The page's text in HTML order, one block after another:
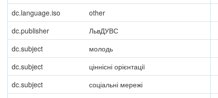
dc.language.iso
other
dc.publisher
ЛьвДУВС
dc.subject
молодь
dc.subject
ціннісні орієнтації
dc.subject
соціальні мережі